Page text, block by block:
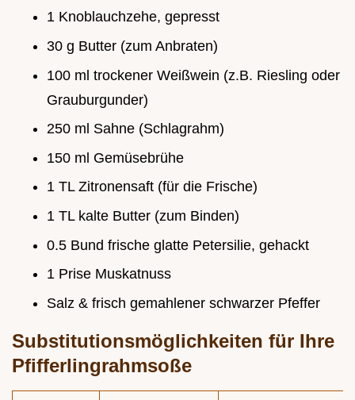
1 Knoblauchzehe, gepresst
30 g Butter (zum Anbraten)
100 ml trockener Weißwein (z.B. Riesling oder
Grauburgunder)
250 ml Sahne (Schlagrahm)
150 ml Gemüsebrühe
1 TL Zitronensaft (für die Frische)
1 TL kalte Butter (zum Binden)
0.5 Bund frische glatte Petersilie, gehackt
1 Prise Muskatnuss
Salz & frisch gemahlener schwarzer Pfeffer
Substitutionsmöglichkeiten für Ihre
Pfifferlingrahmsoße